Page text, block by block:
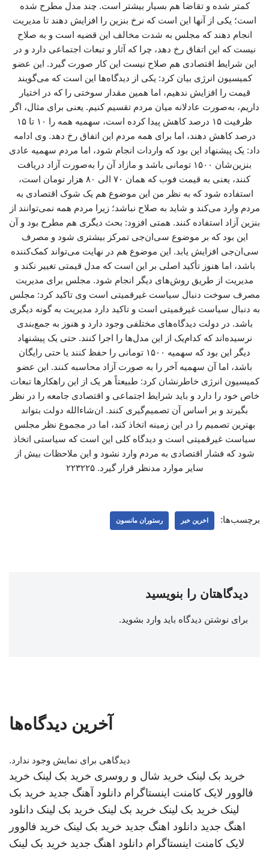
کمتر شده و تقاضا هم بسیار بیشتر است. چند مدل مطرح شده
است؛ یکی از آنها این است که نرخ بنزین را افزایش دهند تا مدیریت
انجام دهند که مجلس به شدت مخالف این قضیه است و به صلاح
نیست که این اتفاق رخ دهد، چرا که آثار و تبعات اجتماعی دارد و در
این شرایط اقتصادی هم صلاح نیست این کار صورت گیرد. این عضو
کمیسیون انرژی بیان کرد: یکی از دیدگاه‌ها این است که می‌گویند
قیمت را افزایش ندهیم، اما همین مقدار سوختی را که در اختیار
داریم، به‌صورت عادلانه میان مردم تقسیم کنیم. یعنی برای مثال، اگر
ظرفیت ۱۵ درصد کاهش پیدا کرده است، سهمیه همه را ۱۰ تا ۱۵
درصد کاهش دهند، اما برای همه مردم این اتفاق رخ دهد. وی ادامه
داد: یک پیشنهاد این بود که واردات انجام شود، اما مردم سهمیه عادی
بنزین‌شان ۱۵۰۰ تومانی باشد و مازاد آن را به‌صورت آزاد دریافت
کنند، یعنی به قیمت فوب که همان ۷۰ الی ۸۰ هزار تومان است،
استفاده شود که به نظر من این موضوع هم یک شوک اقتصادی به
مردم وارد می‌کند و شاید به صلاح نباشد؛ زیرا مردم همه نمی‌توانند از
بنزین آزاد استفاده کنند. همتی افزود: بحث دیگری هم مطرح بود و آن
این بود که بر موضوع سی‌ان‌جی تمرکز بیشتری شود و مصرف
سی‌ان‌جی افزایش یابد. این موضوع هم در نهایت می‌تواند کمک‌کننده
باشد، اما هنوز تأکید اصلی بر این است که مدل قیمتی تغییر نکند و
مدیریت از طریق روش‌های دیگر انجام شود. مجلس برای مدیریت
مصرف سوخت دنبال سیاست غیرقمیتی است وی تاکید کرد: مجلس
به دنبال سیاست غیرقمیتی است و تاکید دارد مدیریت به گونه دیگری
باشد. در دولت دیدگاه‌های مختلفی وجود دارد و هنوز به جمع‌بندی
نرسیده‌اند که کدام‌یک از این مدل‌ها را اجرا کنند. حتی یک پیشنهاد
دیگر این بود که سهمیه ۱۵۰۰ تومانی را حفظ کنند یا حتی رایگان
باشد، اما آن سهمیه آخر را به صورت آزاد محاسبه کنند. این عضو
کمیسیون انرژی خاطرنشان کرد: طبیعتاً هر یک از این راهکارها تبعات
خاص خود را دارد و باید شرایط اجتماعی و اقتصادی جامعه را در نظر
بگیرند و بر اساس آن تصمیم‌گیری کنند. ان‌شاءالله دولت بتواند
بهترین تصمیم را در این زمینه اتخاذ کند، اما در مجموع نظر مجلس
سیاست غیرقمیتی است و دیدگاه کلی این است که سیاستی اتخاذ
شود که فشار اقتصادی به مردم وارد نشود و این ملاحظات بیش از
سایر موارد مدنظر قرار گیرد. ۲۲۳۲۲۵
برچسب‌ها: اخرین خبر رستوران مانسون
دیدگاهتان را بنویسید
برای نوشتن دیدگاه باید وارد بشوید.
آخرین دیدگاه‌ها
دیدگاهی برای نمایش وجود ندارد.
خرید بک لینک خرید شال و روسری خرید بک لینک خرید
فالوور لایک کامنت اینستاگرام دانلود آهنگ جدید خرید بک
لینک خرید بک لینک خرید بک لینک خرید بک لینک دانلود
اهنگ جدید دانلود اهنگ جدید خرید بک لینک خرید فالوور
لایک کامنت اینستاگرام دانلود اهنگ جدید خرید بک لینک